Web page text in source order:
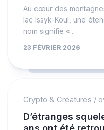
Au cœur des
lac Issyk-Koul, une
nom signifie «...
23 FÉVRIER 2026
Crypto & Créatures /
D’étranges